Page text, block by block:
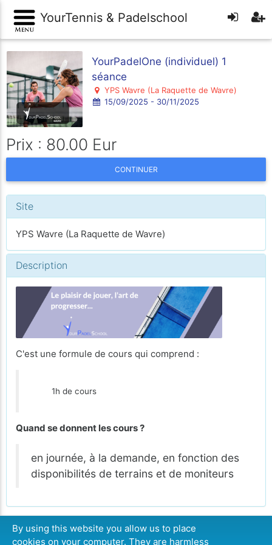
YourTennis & Padelschool
YourPadelOne (individuel) 1
séance
YPS Wavre (La Raquette de Wavre)
15/09/2025 - 30/11/2025
Prix : 80.00 Eur
CONTINUER
Site
YPS Wavre (La Raquette de Wavre)
Description
C'est une formule de cours qui comprend :
1h de cours
Quand se donnent les cours ?
en journée, à la demande, en fonction des
disponibilités de terrains et de moniteurs
By using this website you allow us to place
cookies on your computer. They are harmless